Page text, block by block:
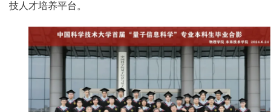
技人才培养平台。